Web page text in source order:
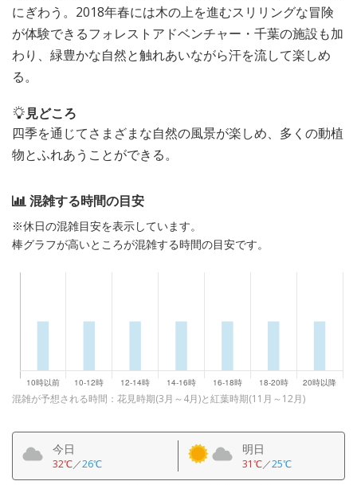
にぎわう。2018年春には木の上を進むスリリングな冒険
が体験できるフォレストアドベンチャー・千葉の施設も加
わり、緑豊かな自然と触れあいながら汗を流して楽しめ
る。
見どころ
四季を通じてさまざまな自然の風景が楽しめ、多くの動植
物とふれあうことができる。
混雑する時間の目安
※休日の混雑目安を表示しています。
棒グラフが高いところが混雑する時間の目安です。
混雑が予想される時間：花見時期(3月～4月)と紅葉時期(11月～12月)
今日
32℃／26℃
明日
31℃／25℃